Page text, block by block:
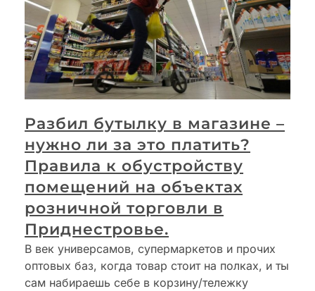
Разбил бутылку в магазине –
нужно ли за это платить?
Правила к обустройству
помещений на объектах
розничной торговли в
Приднестровье.
В век универсамов, супермаркетов и прочих
оптовых баз, когда товар стоит на полках, и ты
сам набираешь себе в корзину/тележку